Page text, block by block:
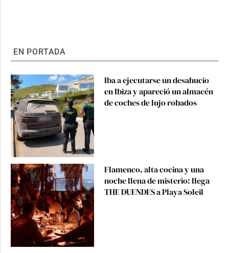
EN PORTADA
Iba a ejecutarse un desahucio
en Ibiza y apareció un almacén
de coches de lujo robados
Flamenco, alta cocina y una
noche llena de misterio: llega
THE DUENDES a Playa Soleil